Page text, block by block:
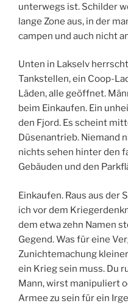
unterwegs ist. Schilder
lange Zone aus, in der
campen und auch nicht
Unten in Lakselv
Tankstellen, ein Coop-
Läden, alle geöffnet.
beim Einkaufen. Ein
den Fjord. Es scheint
Düsenantrieb. Niemand
nichts sehen hinter den
Gebäuden und den
Einkaufen. Raus aus der
ich vor dem
dem etwa zehn Namen
Gegend. Was für eine
Zunichtemachung
ein Krieg sein muss. Du
Mann, wirst manipuliert
Armee zu sein für ein